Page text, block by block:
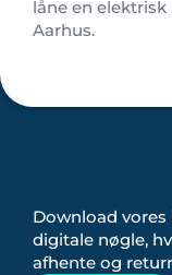
låne en elektrisk
Aarhus.
Download
digitale nøgle,
afhente og